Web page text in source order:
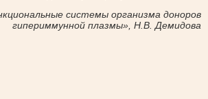
системы организма доноров
гипериммунной плазмы», Н.В. Демидова